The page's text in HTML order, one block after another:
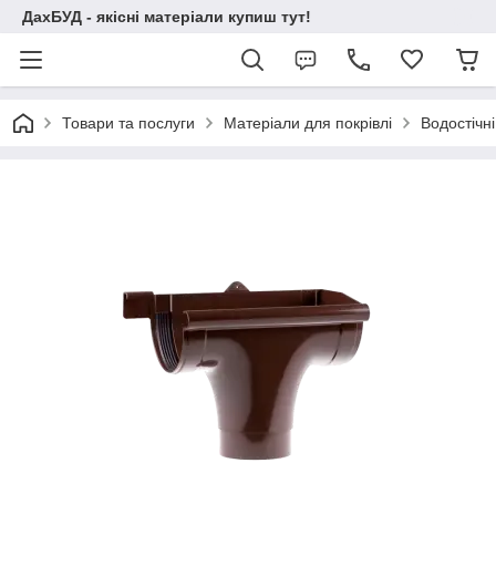
ДахБУД - якісні матеріали купиш тут!
Товари та послуги Матеріали для покрівлі